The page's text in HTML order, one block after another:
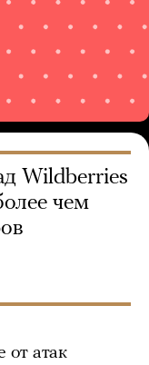
Wildberries
чем
от атак